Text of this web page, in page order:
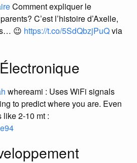
Comment expliquer le
C’est l’histoire d’Axelle,
😉 https://t.co/5SdQbzjPuQvia
whereami : Uses WiFi signals
to predict where you are. Even
like 2-10 mt :